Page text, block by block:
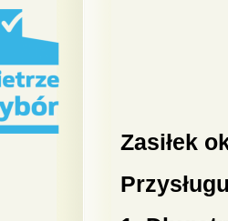
Zasiłek